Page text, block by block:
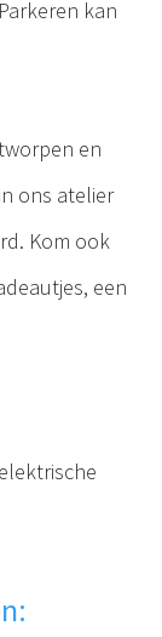
kan
en
ons atelier
Kom ook
een